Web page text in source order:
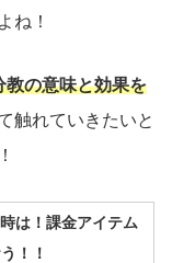
ね！
教の意味と効果を
触れていきたいと
は！課金アイテム
！！